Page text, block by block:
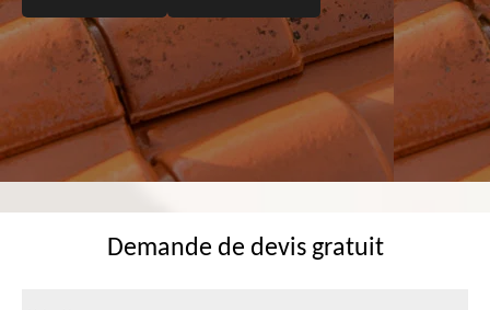
Demande de devis gratuit